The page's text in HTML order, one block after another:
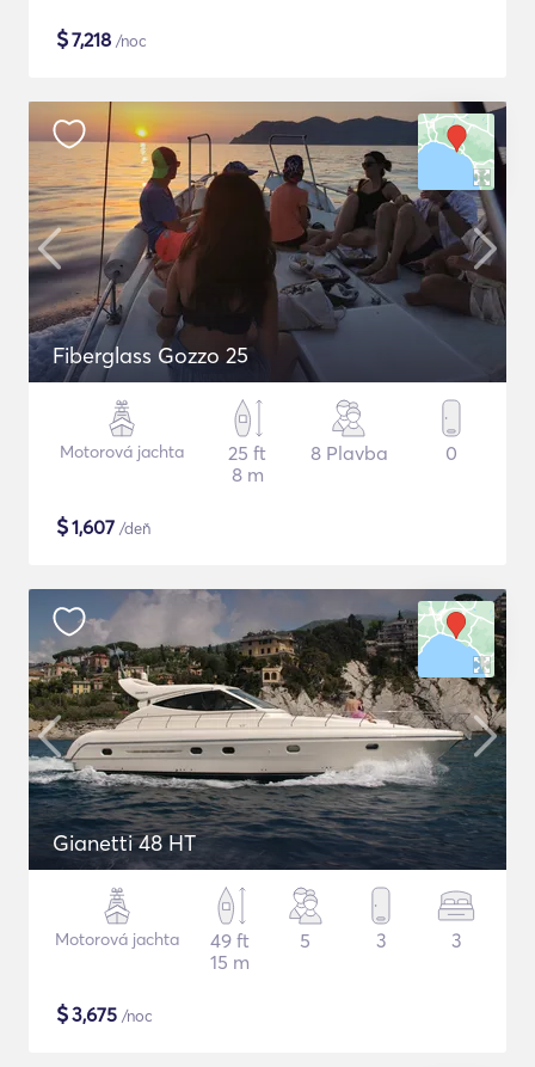
$7,218 /noc
Fiberglass Gozzo 25
Motorová jachta
25 ft
8 m
8 Plavba 0
$1,607 /deň
Gianetti 48 HT
Motorová jachta
49 ft
15 m
5 3 3
$3,675 /noc